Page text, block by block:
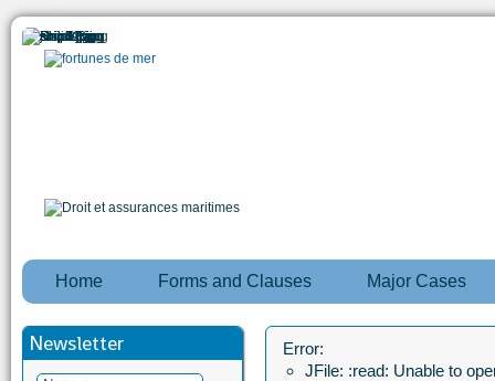
Home Forms and Clauses Major Cases
Newsletter
Error:
JFile: :read: Unable to